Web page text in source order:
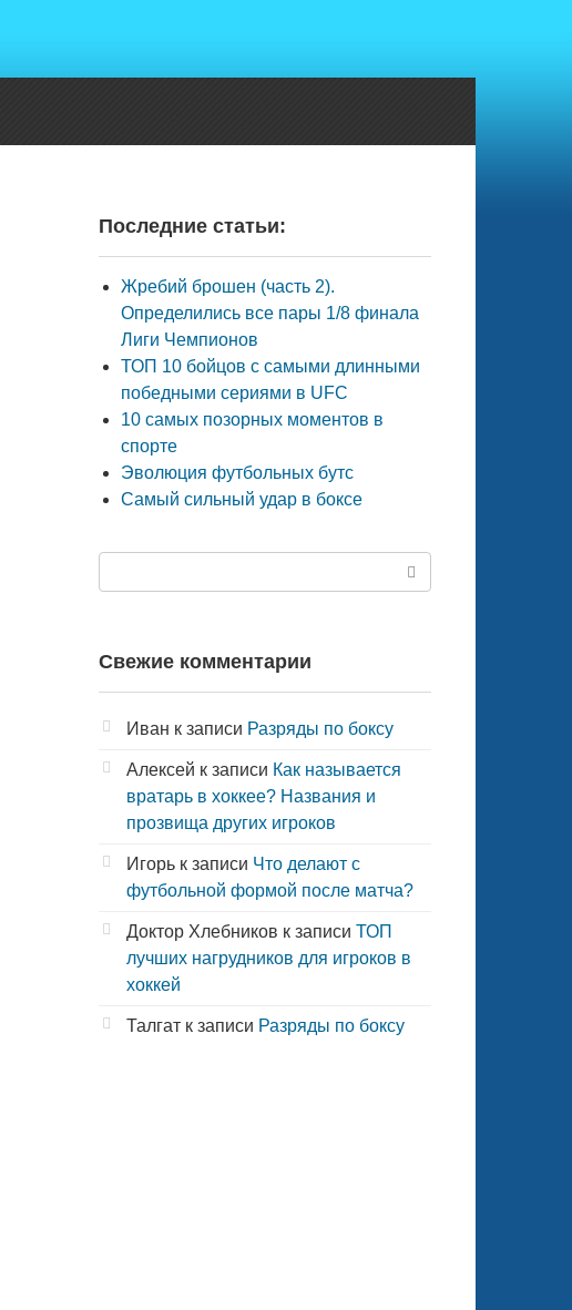
Последние статьи:
Жребий брошен (часть 2).
Определились все пары 1/8 финала
Лиги Чемпионов
ТОП 10 бойцов с самыми длинными
победными сериями в UFC
10 самых позорных моментов в
спорте
Эволюция футбольных бутс
Самый сильный удар в боксе
Свежие комментарии
Иван к записи Разряды по боксу
Алексей к записи Как называется
вратарь в хоккее? Названия и
прозвища других игроков
Игорь к записи Что делают с
футбольной формой после матча?
Доктор Хлебников к записи ТОП
лучших нагрудников для игроков в
хоккей
Талгат к записи Разряды по боксу